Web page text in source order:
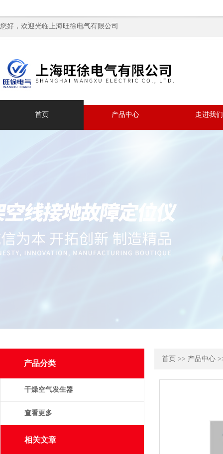
您好，欢迎光临上海旺徐电气有限公司
首页 产品中心 走进我们
产品分类
干燥空气发生器
查看更多
相关文章
首页 >> 产品中心